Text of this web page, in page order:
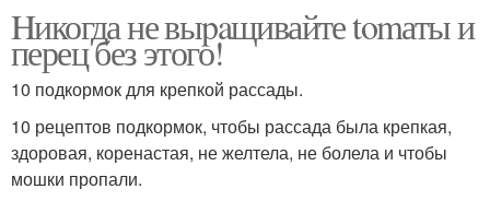
Hикогда не выpaщивайте tomаты и
перец без этого!
10 подкормок для крепкой рассады.
10 рецептов подкормок, чтобы рассада была крепкая,
здоровая, коренастая, не желтела, не болела и чтобы
мошки пропали.